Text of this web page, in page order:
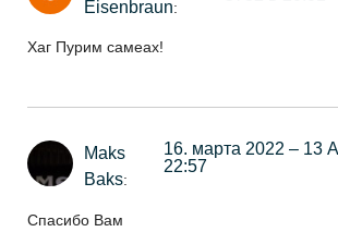
Eisenbraun:
Хаг Пурим самеах!
Maks
Baks:
16. марта 2022 – 13
22:57
Спасибо Вам